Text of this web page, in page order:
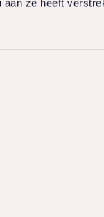
ze heeft